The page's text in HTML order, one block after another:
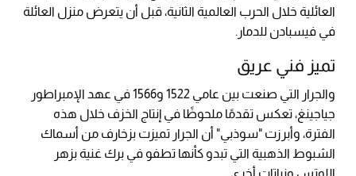
العائلية خلال الحرب العالمية الثانية، قبل أن يتعرض منزل العائلة
في فيسبادن للدمار.
تميز فني عريق
والجرار التي صنعت بين عامي 1522 و1566 في عهد الإمبراطور
جياجينغ، تعكس تقدمًا ملحوظًا في إنتاج الخزف خلال هذه
الفترة، وأبرزت "سوذبي" أن الجرار تميزت بزخارف من أسماك
الشبوط الذهبية التي تبدو كأنها تطفو في برك غنية بزهر
اللوتس ونباتات أخرى.